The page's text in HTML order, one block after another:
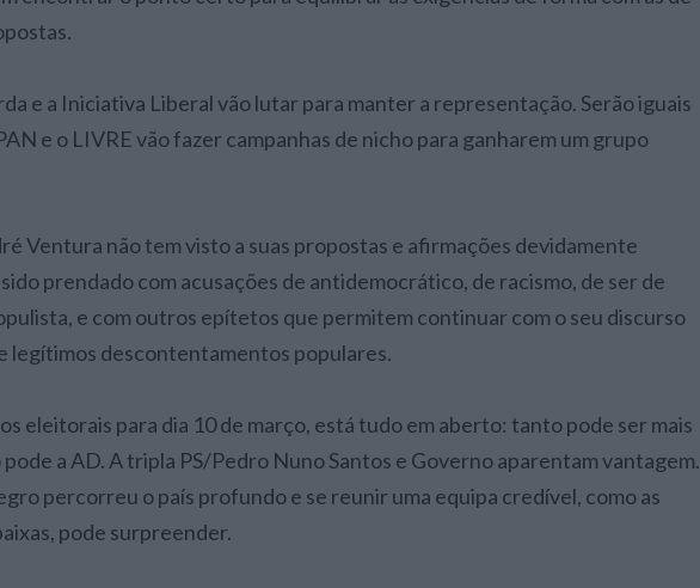
e a Iniciativa Liberal vão lutar para manter a representação. Serão iguais
e o LIVRE vão fazer campanhas de nicho para ganharem um grupo
Ventura não tem visto a suas propostas e afirmações devidamente
prendado com acusações de antidemocrático, de racismo, de ser de
e com outros epítetos que permitem continuar com o seu discurso
legítimos descontentamentos populares.
eleitorais para dia 10 de março, está tudo em aberto: tanto pode ser mais
pode a AD. A tripla PS/Pedro Nuno Santos e Governo aparentam vantagem.
percorreu o país profundo e se reunir uma equipa credível, como as
pode surpreender.